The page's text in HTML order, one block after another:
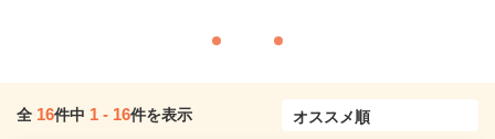
全 16件中 1 - 16件を表示